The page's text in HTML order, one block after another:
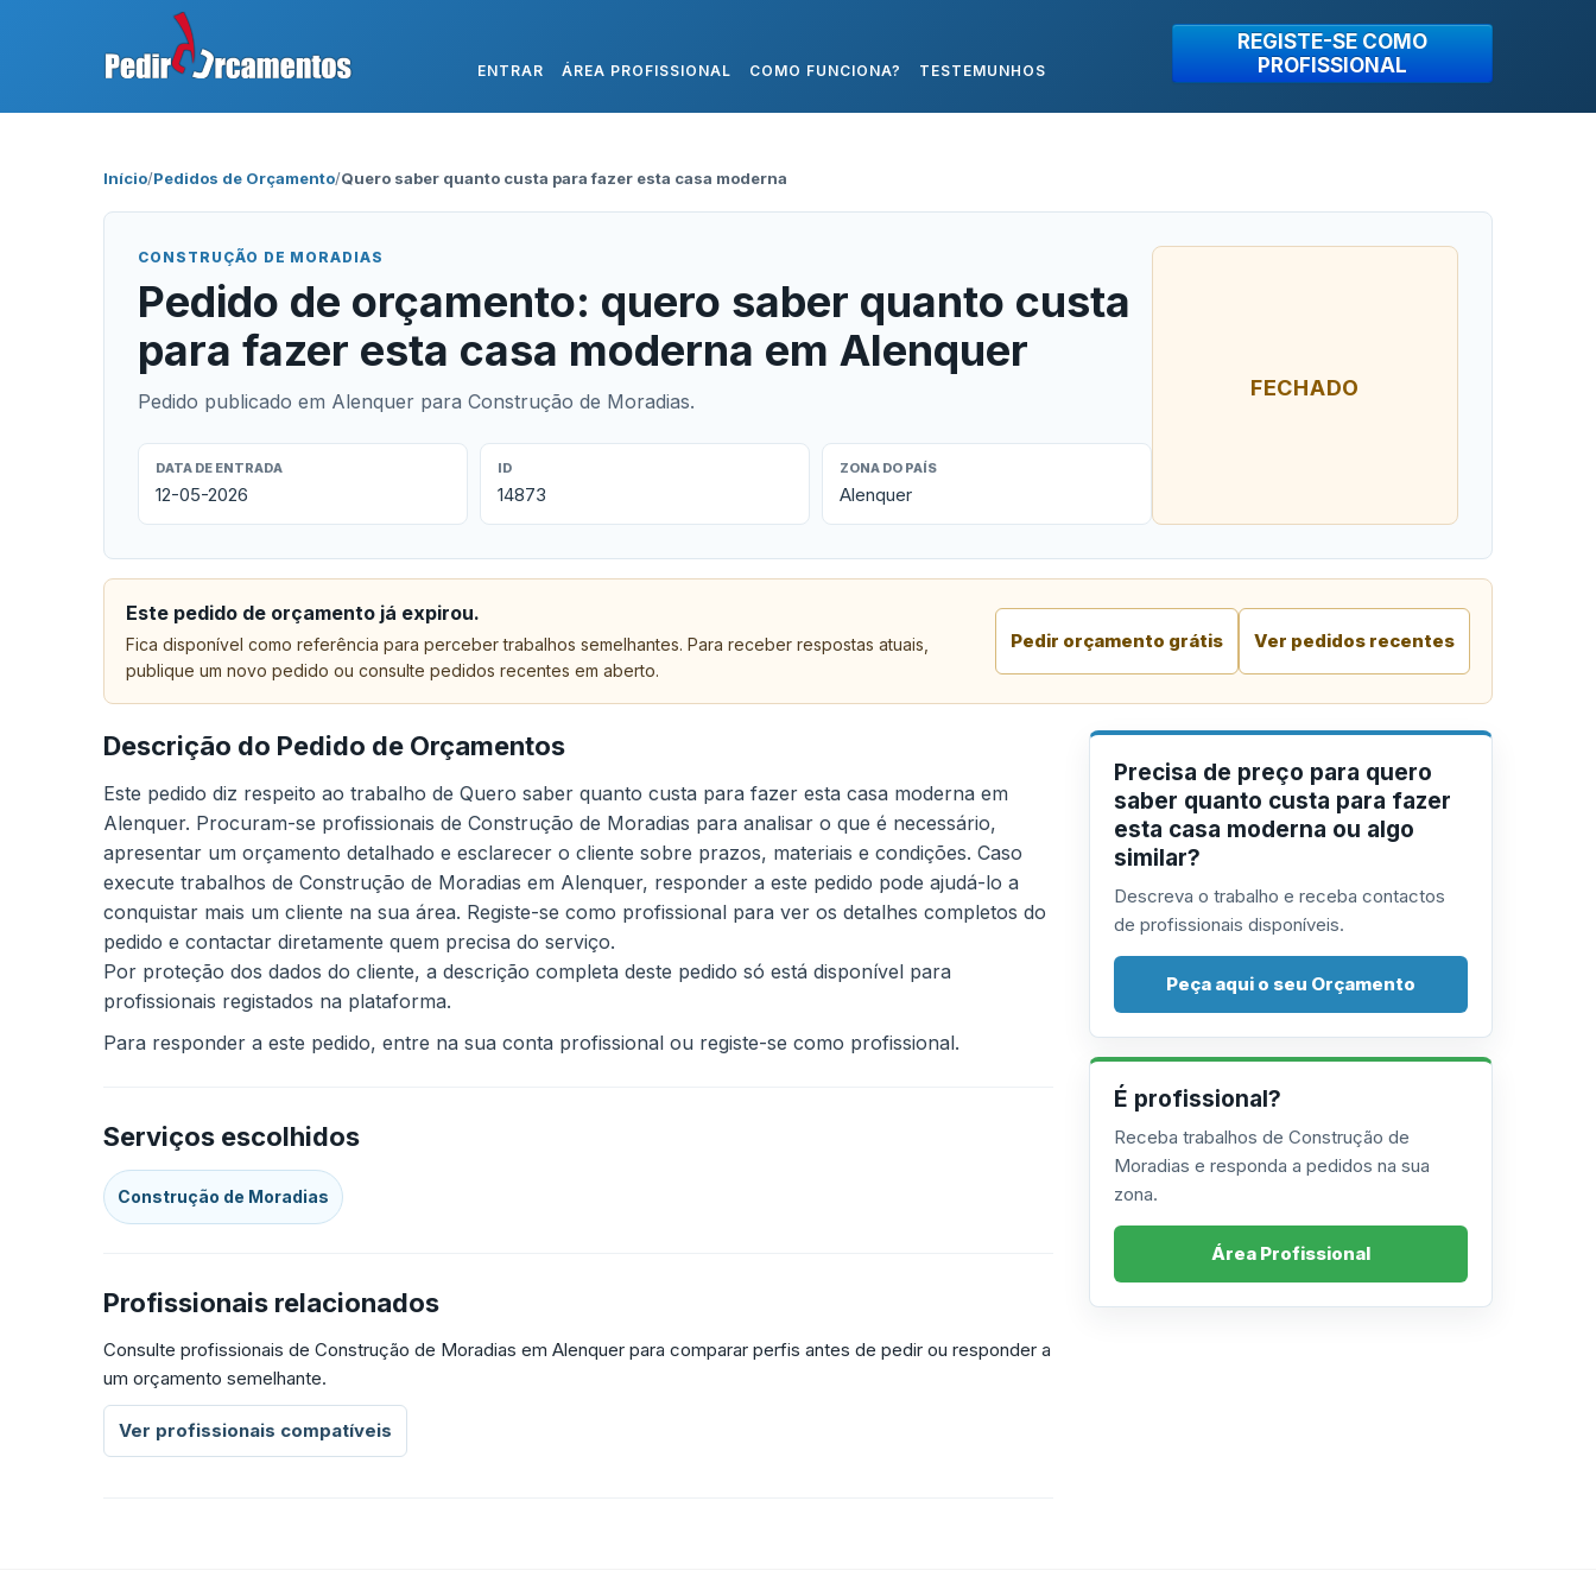
ENTRAR ÁREA PROFISSIONAL COMO FUNCIONA? TESTEMUNHOS
REGISTE-SE COMO
PROFISSIONAL
Início/Pedidos de Orçamento/Quero saber quanto custa para fazer esta casa moderna
CONSTRUÇÃO DE MORADIAS
Pedido de orçamento: quero saber quanto custa
para fazer esta casa moderna em Alenquer
Pedido publicado em Alenquer para Construção de Moradias.
DATA DE ENTRADA
12-05-2026
ID
14873
ZONA DO PAÍS
Alenquer
FECHADO
Este pedido de orçamento já expirou.
Fica disponível como referência para perceber trabalhos semelhantes. Para receber respostas atuais,
publique um novo pedido ou consulte pedidos recentes em aberto.
Pedir orçamento grátis Ver pedidos recentes
Descrição do Pedido de Orçamentos
Este pedido diz respeito ao trabalho de Quero saber quanto custa para fazer esta casa moderna em
Alenquer. Procuram-se profissionais de Construção de Moradias para analisar o que é necessário,
apresentar um orçamento detalhado e esclarecer o cliente sobre prazos, materiais e condições. Caso
execute trabalhos de Construção de Moradias em Alenquer, responder a este pedido pode ajudá-lo a
conquistar mais um cliente na sua área. Registe-se como profissional para ver os detalhes completos do
pedido e contactar diretamente quem precisa do serviço.
Por proteção dos dados do cliente, a descrição completa deste pedido só está disponível para
profissionais registados na plataforma.
Para responder a este pedido, entre na sua conta profissional ou registe-se como profissional.
Serviços escolhidos
Construção de Moradias
Profissionais relacionados
Consulte profissionais de Construção de Moradias em Alenquer para comparar perfis antes de pedir ou responder a
um orçamento semelhante.
Ver profissionais compatíveis
Precisa de preço para quero
saber quanto custa para fazer
esta casa moderna ou algo
similar?
Descreva o trabalho e receba contactos
de profissionais disponíveis.
Peça aqui o seu Orçamento
É profissional?
Receba trabalhos de Construção de
Moradias e responda a pedidos na sua
zona.
Área Profissional